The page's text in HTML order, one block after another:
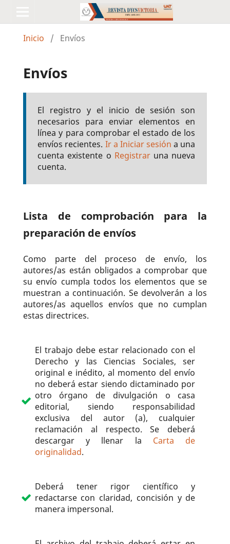
Inicio / Envíos
Envíos
El registro y el inicio de sesión son
necesarios para enviar elementos en
línea y para comprobar el estado de los
envíos recientes. Ir a Iniciar sesión a una
cuenta existente o Registraruna nueva
cuenta.
Lista de comprobación para la
preparación de envíos
Como parte del proceso de envío, los
autores/as están obligados a comprobar que
su envío cumpla todos los elementos que se
muestran a continuación. Se devolverán a los
autores/as aquellos envíos que no cumplan
estas directrices.
El trabajo debe estar relacionado con el
Derecho y las Ciencias Sociales, ser
original e inédito, al momento del envío
no deberá estar siendo dictaminado por
otro órgano de divulgación o casa
editorial, siendo responsabilidad
exclusiva del autor (a), cualquier
reclamación al respecto. Se deberá
descargar y llenar la Carta de
originalidad.
Deberá tener rigor científico y
redactarse con claridad, concisión y de
manera impersonal.